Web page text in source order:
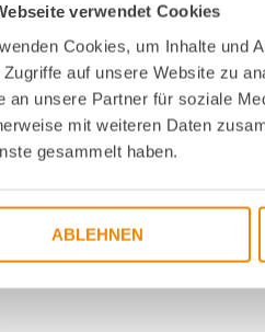
verwendet Cookies
Cookies, um Inhalte und
Zugriffe auf unsere Website zu
an unsere Partner für soziale
mit weiteren Daten
gesammelt haben.
ABLEHNEN